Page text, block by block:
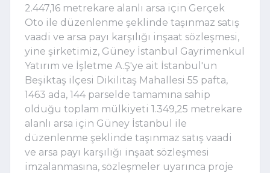
2.447,16 metrekare alanlı arsa için Gerçek
Oto ile düzenlenme şeklinde taşınmaz satış
vaadi ve arsa payı karşılığı inşaat sözleşmesi,
yine şirketimiz, Güney İstanbul Gayrimenkul
Yatırım ve İşletme A.Ş'ye ait İstanbul'un
Beşiktaş ilçesi Dikilitaş Mahallesi 55 pafta,
1463 ada, 144 parselde tamamına sahip
olduğu toplam mülkiyeti 1.349,25 metrekare
alanlı arsa için Güney İstanbul ile
düzenlenme şeklinde taşınmaz satış vaadi
ve arsa payı karşılığı inşaat sözleşmesi
imzalanmasına, sözleşmeler uyarınca proje